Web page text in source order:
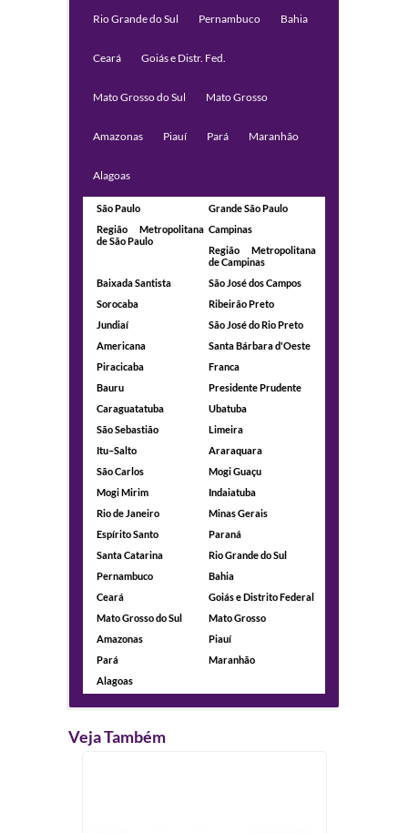
Rio Grande do Sul Pernambuco Bahia
Ceará Goiás e Distr. Fed.
Mato Grosso do Sul Mato Grosso
Amazonas Piauí Pará Maranhão
Alagoas
São Paulo
Grande São Paulo
Região Metropolitana
de São Paulo
Campinas
Região Metropolitana
de Campinas
Baixada Santista
São José dos Campos
Sorocaba
Ribeirão Preto
Jundiaí
São José do Rio Preto
Americana
Santa Bárbara d'Oeste
Piracicaba
Franca
Bauru
Presidente Prudente
Caraguatatuba
Ubatuba
São Sebastião
Limeira
Itu–Salto
Araraquara
São Carlos
Mogi Guaçu
Mogi Mirim
Indaiatuba
Rio de Janeiro
Minas Gerais
Espírito Santo
Paraná
Santa Catarina
Rio Grande do Sul
Pernambuco
Bahia
Ceará
Goiás e Distrito Federal
Mato Grosso do Sul
Mato Grosso
Amazonas
Piauí
Pará
Maranhão
Alagoas
Veja Também